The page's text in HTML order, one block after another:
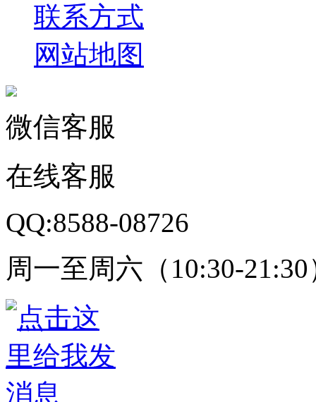
联系方式
网站地图
微信客服
在线客服
QQ:8588-08726
周一至周六（10:30-21:30